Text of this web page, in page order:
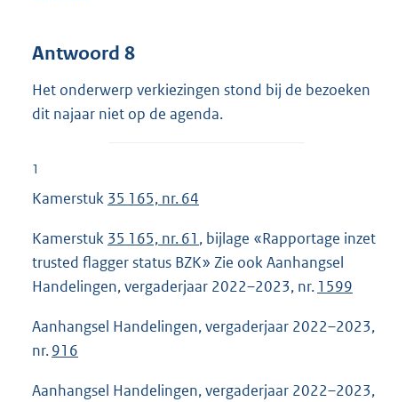
Antwoord 8
Het onderwerp verkiezingen stond bij de bezoeken
dit najaar niet op de agenda.
1
Kamerstuk 35 165, nr. 64
Kamerstuk 35 165, nr. 61 , bijlage «Rapportage inzet
trusted flagger status BZK» Zie ook Aanhangsel
Handelingen, vergaderjaar 2022–2023, nr. 1599
Aanhangsel Handelingen, vergaderjaar 2022–2023,
nr.916
Aanhangsel Handelingen, vergaderjaar 2022–2023,